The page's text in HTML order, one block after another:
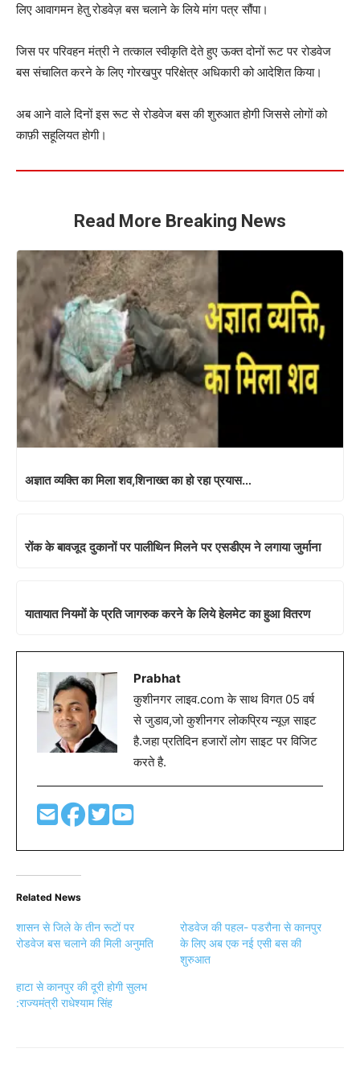
लिए आवागमन हेतु रोडवेज़ बस चलाने के लिये मांग पत्र सौंपा।
जिस पर परिवहन मंत्री ने तत्काल स्वीकृति देते हुए ऊक्त दोनों रूट पर रोडवेज
बस संचालित करने के लिए गोरखपुर परिक्षेत्र अधिकारी को आदेशित किया।
अब आने वाले दिनों इस रूट से रोडवेज बस की शुरुआत होगी जिससे लोगों को
काफ़ी सहूलियत होगी।
Read More Breaking News
अज्ञात व्यक्ति का मिला शव,शिनाख्त का हो रहा प्रयास…
रोंक के बावजूद दुकानों पर पालीथिन मिलने पर एसडीएम ने लगाया जुर्माना
यातायात नियमों के प्रति जागरुक करने के लिये हेलमेट का हुआ वितरण
Prabhat
कुशीनगर लाइव.com के साथ विगत 05 वर्ष
से जुडाव,जो कुशीनगर लोकप्रिय न्यूज़ साइट
है.जहा प्रतिदिन हजारों लोग साइट पर विजिट
करते है.
Related News
शासन से जिले के तीन रूटों पर
रोडवेज बस चलाने की मिली अनुमति
रोडवेज की पहल- पडरौना से कानपुर
के लिए अब एक नई एसी बस की
शुरुआत
हाटा से कानपुर की दूरी होगी सुलभ
:राज्यमंत्री राधेश्याम सिंह